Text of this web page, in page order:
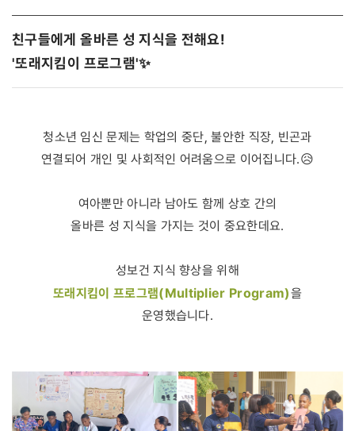
친구들에게 올바른 성 지식을 전해요!
'또래지킴이 프로그램'✨
청소년 임신 문제는 학업의 중단, 불안한 직장, 빈곤과
연결되어 개인 및 사회적인 어려움으로 이어집니다.😥
여아뿐만 아니라 남아도 함께 상호 간의
올바른 성 지식을 가지는 것이 중요한데요.
성보건 지식 향상을 위해
또래지킴이 프로그램(Multiplier Program)을
운영했습니다.